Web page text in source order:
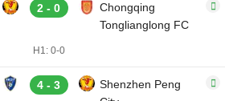
2 - 0
Chongqing
Tonglianglong FC
H1: 0-0
4 - 3
Shenzhen Peng